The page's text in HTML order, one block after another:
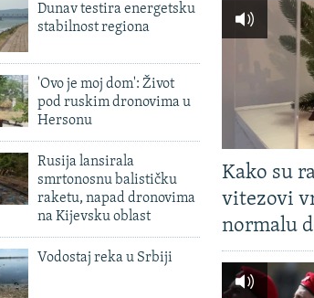
Dunav testira energetsku
stabilnost regiona
'Ovo je moj dom': Život
pod ruskim dronovima u
Hersonu
Rusija lansirala
smrtonosnu balističku
raketu, napad dronovima
na Kijevsku oblast
Vodostaj reka u Srbiji
Kako su
vitezovi
normalu